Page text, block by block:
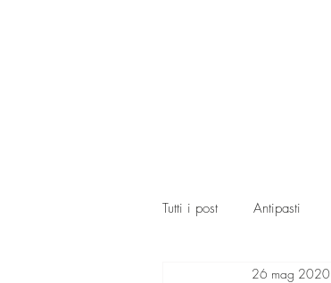
Tutti i post Antipasti
26 mag 2020